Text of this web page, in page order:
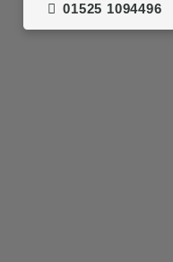
01525 1094496